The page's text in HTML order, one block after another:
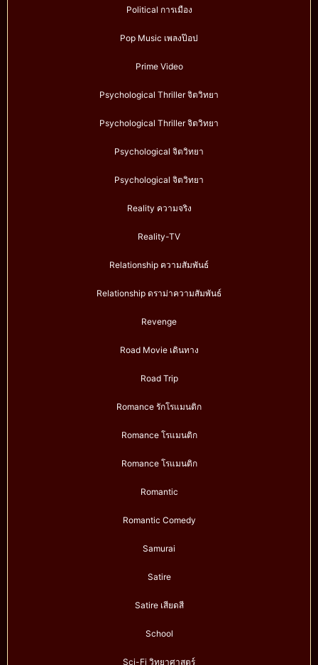
Political การเมือง
Pop Music เพลงป๊อป
Prime Video
Psychological Thriller จิตวิทยา
Psychological Thriller จิตวิทยา
Psychological จิตวิทยา
Psychological จิตวิทยา
Reality ความจริง
Reality-TV
Relationship ความสัมพันธ์
Relationship ดราม่าความสัมพันธ์
Revenge
Road Movie เดินทาง
Road Trip
Romance รักโรแมนติก
Romance โรแมนติก
Romance โรแมนติก
Romantic
Romantic Comedy
Samurai
Satire
Satire เสียดสี
School
Sci-Fi วิทยาศาสตร์